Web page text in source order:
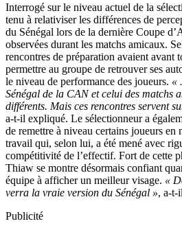
Interrogé sur le niveau actuel de la
tenu à relativiser les différences de
du Sénégal lors de la dernière Coupe
observées durant les matchs amicaux.
rencontres de préparation avaient avant
permettre au groupe de retrouver ses
le niveau de performance des joueurs. «
Sénégal de la CAN et celui des matchs
différents. Mais ces rencontres servent
a-t-il expliqué. Le sélectionneur a
de remettre à niveau certains joueurs en
travail qui, selon lui, a été mené avec
compétitivité de l’effectif. Fort de cette
Thiaw se montre désormais confiant
équipe à afficher un meilleur visage. «
verra la vraie version du Sénégal », a-t-
Publicité